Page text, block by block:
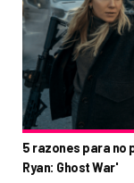
5 razones para no
Ryan: Ghost War'